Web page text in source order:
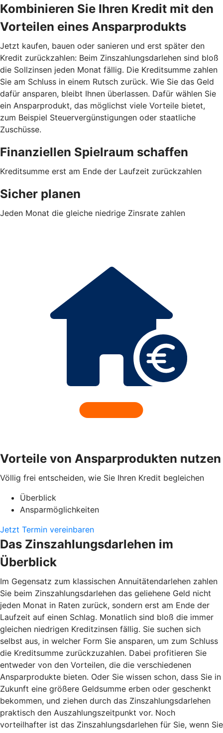
Kombinieren Sie Ihren Kredit mit den
Vorteilen eines Ansparprodukts
Jetzt kaufen, bauen oder sanieren und erst später den
Kredit zurückzahlen: Beim Zinszahlungsdarlehen sind bloß
die Sollzinsen jeden Monat fällig. Die Kreditsumme zahlen
Sie am Schluss in einem Rutsch zurück. Wie Sie das Geld
dafür ansparen, bleibt Ihnen überlassen. Dafür wählen Sie
ein Ansparprodukt, das möglichst viele Vorteile bietet,
zum Beispiel Steuervergünstigungen oder staatliche
Zuschüsse.
Finanziellen Spielraum schaffen
Kreditsumme erst am Ende der Laufzeit zurückzahlen
Sicher planen
Jeden Monat die gleiche niedrige Zinsrate zahlen
Vorteile von Ansparprodukten nutzen
Völlig frei entscheiden, wie Sie Ihren Kredit begleichen
Überblick
Ansparmöglichkeiten
Jetzt Termin vereinbaren
Das Zinszahlungsdarlehen im
Überblick
Im Gegensatz zum klassischen Annuitätendarlehen zahlen
Sie beim Zinszahlungsdarlehen das geliehene Geld nicht
jeden Monat in Raten zurück, sondern erst am Ende der
Laufzeit auf einen Schlag. Monatlich sind bloß die immer
gleichen niedrigen Kreditzinsen fällig. Sie suchen sich
selbst aus, in welcher Form Sie ansparen, um zum Schluss
die Kreditsumme zurückzuzahlen. Dabei profitieren Sie
entweder von den Vorteilen, die die verschiedenen
Ansparprodukte bieten. Oder Sie wissen schon, dass Sie in
Zukunft eine größere Geldsumme erben oder geschenkt
bekommen, und ziehen durch das Zinszahlungsdarlehen
praktisch den Auszahlungszeitpunkt vor. Noch
vorteilhafter ist das Zinszahlungsdarlehen für Sie, wenn Sie